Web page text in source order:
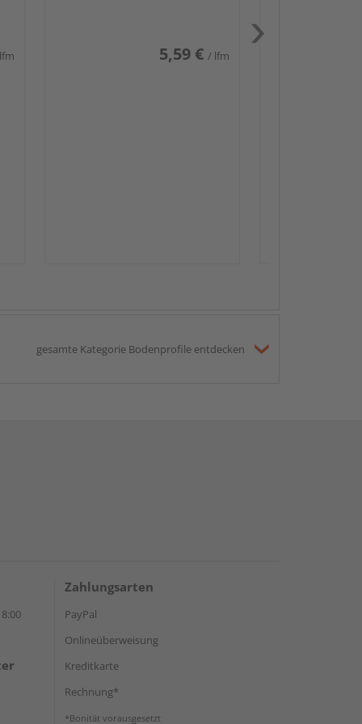
5,59 € / lfm
gesamte Kategorie Bodenprofile entdecken
Zahlungsarten
PayPal
Onlineüberweisung
Kreditkarte
Rechnung*
*Bonität vorausgesetzt